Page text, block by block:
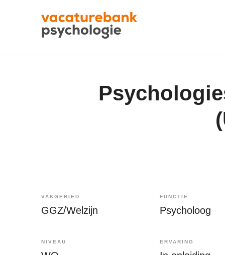
VAKGEBIED
GGZ/Welzijn
FUNCTIE
Psycholoog
NIVEAU ERVARING